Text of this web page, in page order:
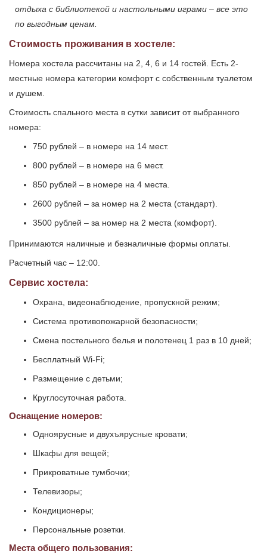
отдыха с библиотекой и настольными играми – все это
по выгодным ценам.
Стоимость проживания в хостеле:
Номера хостела рассчитаны на 2, 4, 6 и 14 гостей. Есть 2-
местные номера категории комфорт с собственным туалетом
и душем.
Стоимость спального места в сутки зависит от выбранного
номера:
750 рублей – в номере на 14 мест.
800 рублей – в номере на 6 мест.
850 рублей – в номере на 4 места.
2600 рублей – за номер на 2 места (стандарт).
3500 рублей – за номер на 2 места (комфорт).
Принимаются наличные и безналичные формы оплаты.
Расчетный час – 12:00.
Сервис хостела:
Охрана, видеонаблюдение, пропускной режим;
Система противопожарной безопасности;
Смена постельного белья и полотенец 1 раз в 10 дней;
Бесплатный Wi-Fi;
Размещение с детьми;
Круглосуточная работа.
Оснащение номеров:
Одноярусные и двухъярусные кровати;
Шкафы для вещей;
Прикроватные тумбочки;
Телевизоры;
Кондиционеры;
Персональные розетки.
Места общего пользования: